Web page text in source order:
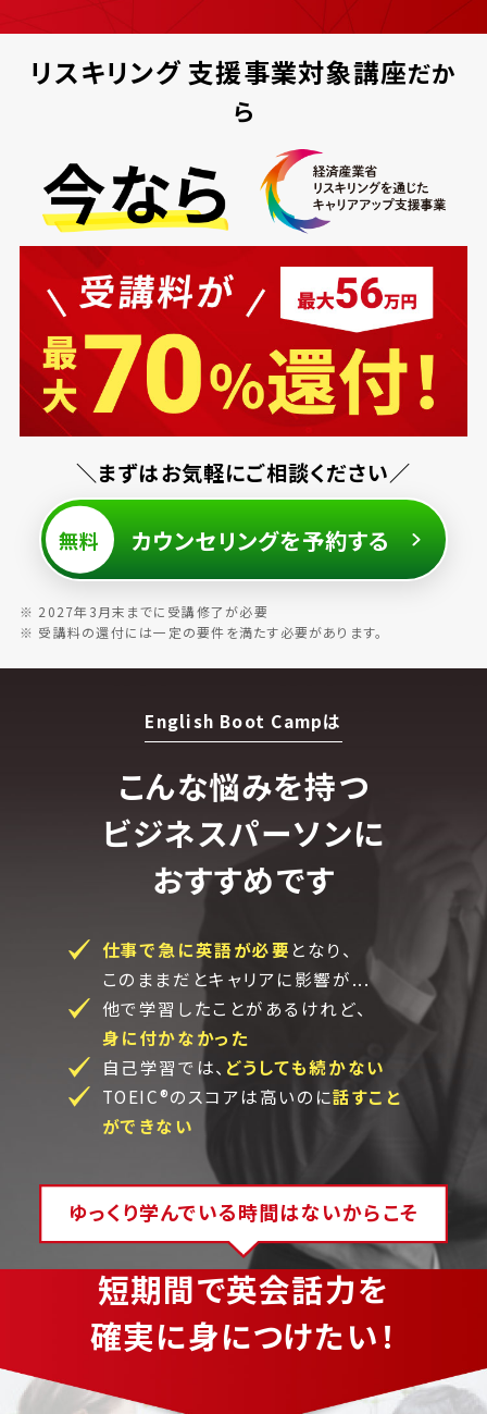
リスキリング支援事業対象講座だか
ら
＼まずはお気軽にご相談ください／
無料 カウンセリングを予約する
※ 2027年3月末までに受講修了が必要
※ 受講料の還付には一定の要件を満たす必要があります。
English Boot Campは
こんな悩みを持つ
ビジネスパーソンに
おすすめです
仕事で急に英語が必要 となり、
このままだとキャリアに影響が...
他で学習したことがあるけれど、
身に付かなかった
自己学習では、 どうしても続かない
TOEIC®のスコアは高いのに話すこと
ができない
ゆっくり学んでいる時間はないからこそ
短期間で英会話力を
確実に身につけたい！